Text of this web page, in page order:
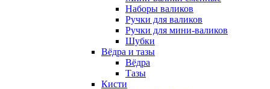
Наборы валиков
Ручки для валиков
Ручки для мини-валиков
Шубки
Вёдра и тазы
Вёдра
Тазы
Кисти